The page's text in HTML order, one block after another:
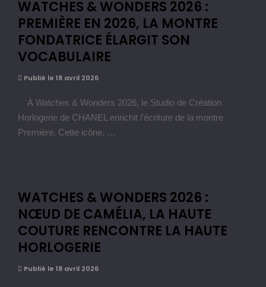
WATCHES & WONDERS 2026 :
PREMIÈRE EN 2026, LA MONTRE
FONDATRICE ÉLARGIT SON
VOCABULAIRE
Publié le 18 avril 2026
À Watches & Wonders 2026, le Studio de Création
Horlogerie de CHANEL enrichit l'écriture de la montre
Première. Cette icône, …
WATCHES & WONDERS 2026 :
NŒUD DE CAMÉLIA, LA HAUTE
COUTURE RENCONTRE LA HAUTE
HORLOGERIE
Publié le 18 avril 2026